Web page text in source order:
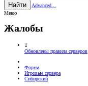
Найти
Advanced...
Меню
Жалобы
Обновлены правила серверов
Форум
Игровые сервера
Сибирский